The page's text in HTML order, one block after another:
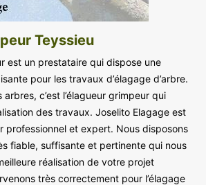
Teyssieu
est un prestataire qui dispose une
pour les travaux d’élagage d’arbre.
c’est l’élagueur grimpeur qui
des travaux. Joselito Elagage est
professionnel et expert. Nous disposons
fiable, suffisante et pertinente qui nous
réalisation de votre projet
très correctement pour l’élagage